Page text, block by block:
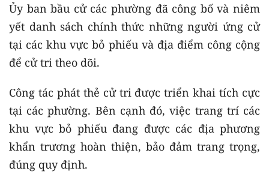
Ủy ban bầu cử các phường đã công bố và niêm
yết danh sách chính thức những người ứng cử
tại các khu vực bỏ phiếu và địa điểm công cộng
để cử tri theo dõi.
Công tác phát thẻ cử tri được triển khai tích cực
tại các phường. Bên cạnh đó, việc trang trí các
khu vực bỏ phiếu đang được các địa phương
khẩn trương hoàn thiện, bảo đảm trang trọng,
đúng quy định.